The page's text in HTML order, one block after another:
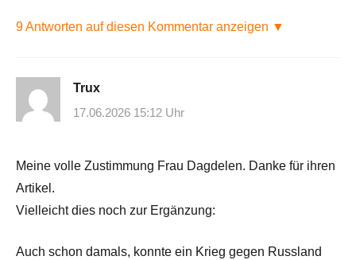
9 Antworten auf diesen Kommentar anzeigen ▼
Trux
17.06.2026 15:12 Uhr
Meine volle Zustimmung Frau Dagdelen. Danke für ihren
Artikel.
Vielleicht dies noch zur Ergänzung:
Auch schon damals, konnte ein Krieg gegen Russland